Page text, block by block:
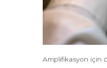
Amplifikasyon için